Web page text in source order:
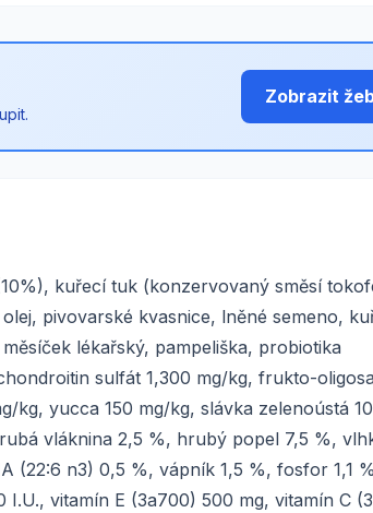
Zobrazit
kuřecí tuk (konzervovaný směsí
pivovarské kvasnice, lněné semeno,
lékařský, pampeliška, probiotika
sulfát 1,300 mg/kg, frukto-
kg, yucca 150 mg/kg, slávka zelenoústá
vláknina 2,5 %, hrubý popel 7,5 %,
(22:6 n3) 0,5 %, vápník 1,5 %, fosfor 1,1
vitamín E (3a700) 500 mg, vitamín C